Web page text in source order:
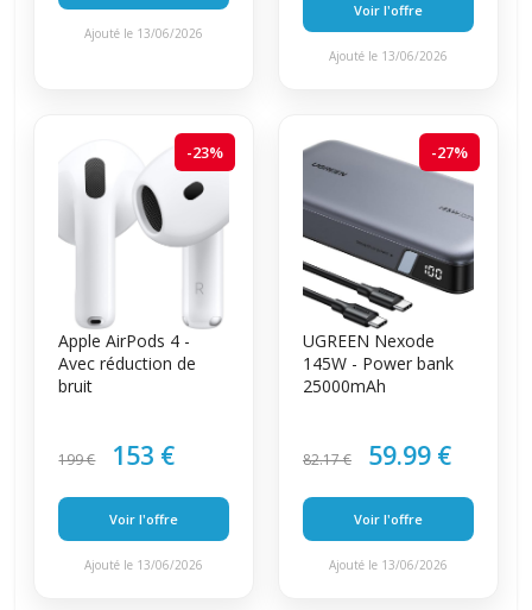
Ajouté le 13/06/2026
Voir l'offre
Ajouté le 13/06/2026
-23%
Apple AirPods 4 -
Avec réduction de
bruit
199 € 153 €
Voir l'offre
Ajouté le 13/06/2026
-27%
UGREEN Nexode
145W - Power bank
25000mAh
82.17 € 59.99 €
Voir l'offre
Ajouté le 13/06/2026